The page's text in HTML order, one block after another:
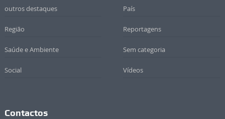
outros destaques País
Região Reportagens
Saúde e Ambiente Sem categoria
Social Vídeos
Contactos